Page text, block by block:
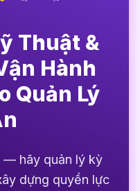
Thuật &
Hành
Quản Lý
— hãy quản lý kỳ
dựng quyền lực